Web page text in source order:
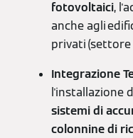
fotovoltaici,
anche agli
privati
Integrazione
l'installazione
sistemi di
colonnine di